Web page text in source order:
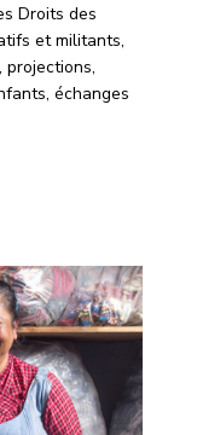
Droits des
et militants,
projections,
échanges